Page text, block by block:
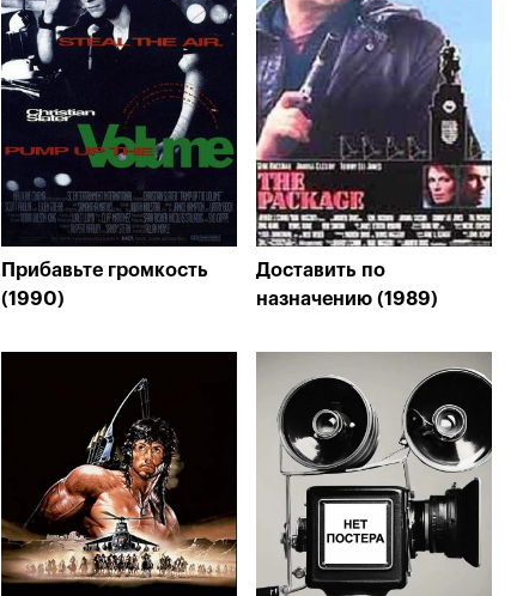
Прибавьте громкость
(1990)
Доставить по
назначению (1989)